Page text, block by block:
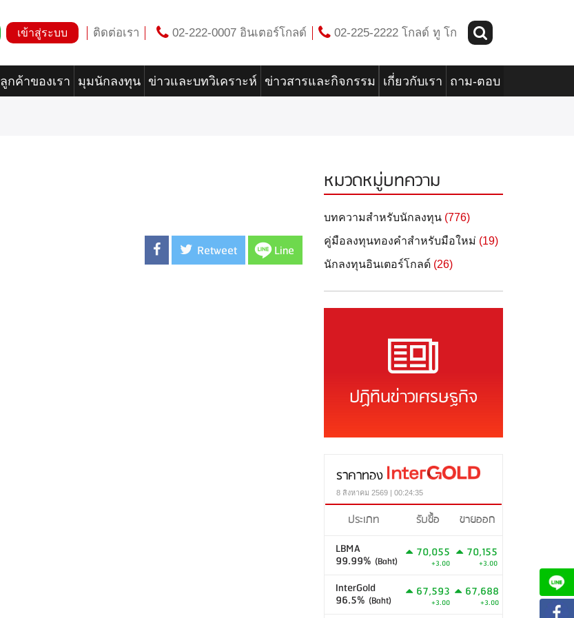
เข้าสู่ระบบ ติดต่อเรา 02-222-0007 อินเตอร์โกลด์ 02-225-2222 โกลด์ ทู โก
ลูกค้าของเรา มุมนักลงทุน ข่าวและบทวิเคราะห์ ข่าวสารและกิจกรรม เกี่ยวกับเรา ถาม-ตอบ
Retweet Line
หมวดหมู่บทความ
บทความสำหรับนักลงทุน (776)
คู่มือลงทุนทองคำสำหรับมือใหม่ (19)
นักลงทุนอินเตอร์โกลด์ (26)
ปฏิทินข่าวเศรษฐกิจ
ราคาทอง
8 สิงหาคม 2569 | 00:24:35
ประเภท รับซื้อ
ขายออก
LBMA
99.99% (Baht)
70,055
+3.00
70,155
+3.00
InterGold
96.5% (Baht)
67,593
+3.00
67,688
+3.00